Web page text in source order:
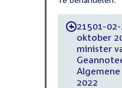
-21501-
oktober
minister
2022